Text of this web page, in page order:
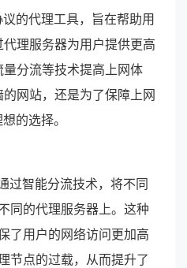
的代理工具，旨在帮助用
理服务器为用户提供更高
分流等技术提高上网体
网站，还是为了保障上网
的选择。
过智能分流技术，将不同
同的代理服务器上。这种
了用户的网络访问更加高
节点的过载，从而提升了